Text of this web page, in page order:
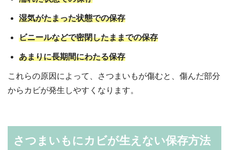
湿気がたまった状態での保存
ビニールなどで密閉したままでの保存
あまりに長期間にわたる保存
これらの原因によって、さつまいもが傷むと、傷んだ部分
からカビが発生しやすくなります。
さつまいもにカビが生えない保存方法